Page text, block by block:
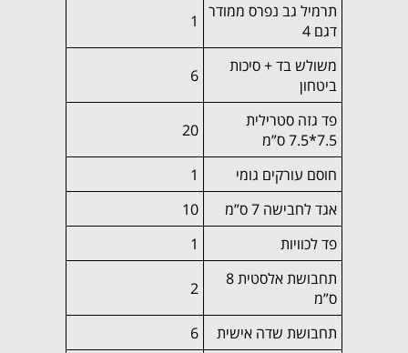
תרמיל גב נפרס ממודר
דגם 4
1
משולש בד + סיכות
ביטחון
6
פד גזה סטרילית
7.5*7.5 ס”מ
20
חוסם עורקים גומי
1
אגד לחבישה 7 ס”מ
10
פד לכוויות
1
תחבושת אלסטית 8
ס”מ
2
תחבושת שדה אישית
6